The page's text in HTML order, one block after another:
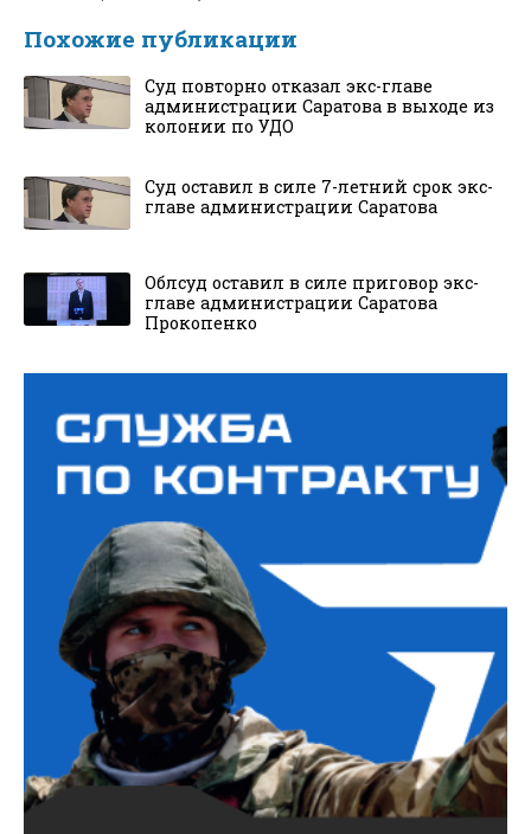
Похожие публикации
Суд повторно отказал экс-главе
администрации Саратова в выходе из
колонии по УДО
Суд оставил в силе 7-летний срок экс-
главе администрации Саратова
Облсуд оставил в силе приговор экс-
главе администрации Саратова
Прокопенко